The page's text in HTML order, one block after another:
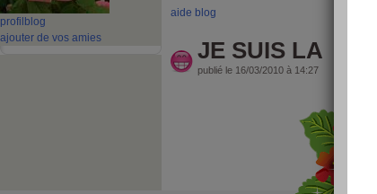
profil blog
ajouter de vos amies
aide blog
JE SUIS LA
publié le 16/03/2010 à 14:27